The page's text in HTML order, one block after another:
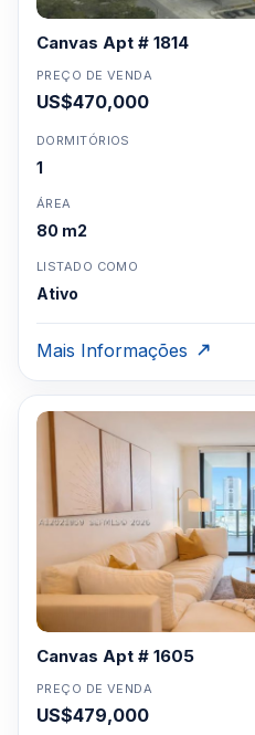
Canvas Apt # 1814
PREÇO DE VENDA
US$470,000
DORMITÓRIOS
1
ÁREA
80 m2
LISTADO COMO
Ativo
Mais Informações
Canvas Apt # 1605
PREÇO DE VENDA
US$479,000